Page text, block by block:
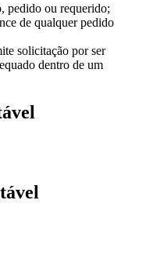
pedido ou requerido;
de qualquer pedido
solicitação por ser
dentro de um